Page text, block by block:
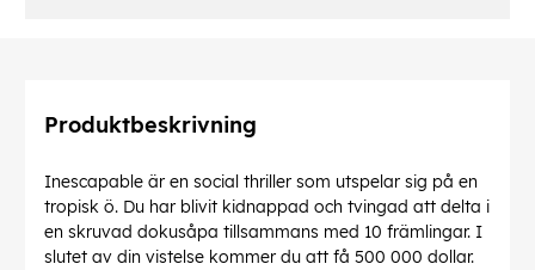
Produktbeskrivning
Inescapable är en social thriller som utspelar sig på en
tropisk ö. Du har blivit kidnappad och tvingad att delta i
en skruvad dokusåpa tillsammans med 10 främlingar. I
slutet av din vistelse kommer du att få 500 000 dollar.